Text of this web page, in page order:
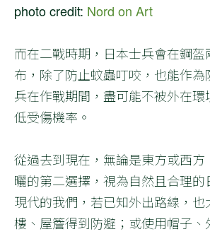
photo credit: Nord on Art
而在二戰時期，日本士兵會在鋼盔
布，除了防止蚊蟲叮咬，也能作為
兵在作戰期間，盡可能不被外在環
低受傷機率。
從過去到現在，無論是東方或西方
曬的第二選擇，視為自然且合理的
現代的我們，若已知外出路線，
樓、屋簷得到防避；或使用帽子、